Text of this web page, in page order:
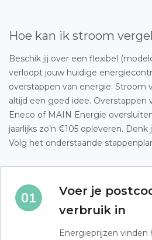
Hoe kan ik stroom
Beschik jij over een flexibel
verloopt jouw huidige
overstappen van energie. Stroom
altijd een goed idee. Overstappen
Eneco of MAIN Energie
jaarlijks zo’n €105 opleveren.
Volg het onderstaande
Voer je
verbruik in
Energieprijzen vinden